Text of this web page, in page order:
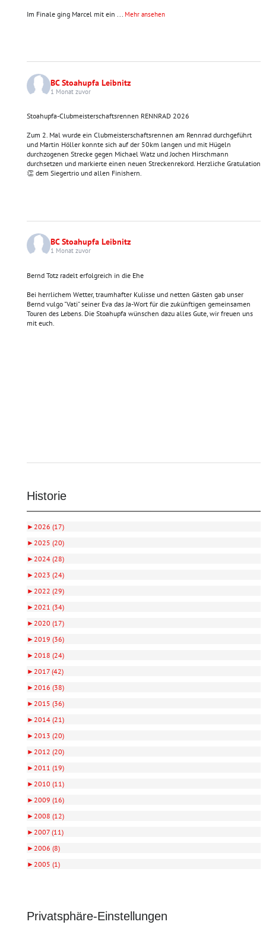
Im Finale ging Marcel mit ein Mehr ansehen
BC Stoahupfa Leibnitz
1 Monat zuvor
Stoahupfa-Clubmeisterschaftsrennen RENNRAD 2026
Zum 2. Mal wurde ein Clubmeisterschaftsrennen am Rennrad durchgeführt
und Martin Höller konnte sich auf der 50km langen und mit Hügeln
durchzogenen Strecke gegen Michael Watz und Jochen Hirschmann
durchsetzen und markierte einen neuen Streckenrekord. Herzliche Gratulation
👏 dem Siegertrio und allen Finishern.
BC Stoahupfa Leibnitz
1 Monat zuvor
Bernd Totz radelt erfolgreich in die Ehe
Bei herrlichem Wetter, traumhafter Kulisse und netten Gästen gab unser
Bernd vulgo "Vati" seiner Eva das Ja-Wort für die zukünftigen gemeinsamen
Touren des Lebens. Die Stoahupfa wünschen dazu alles Gute, wir freuen uns
mit euch.
Historie
► 2026 (17)
► 2025 (20)
► 2024 (28)
► 2023 (24)
► 2022 (29)
► 2021 (34)
► 2020 (17)
► 2019 (36)
► 2018 (24)
► 2017 (42)
► 2016 (38)
► 2015 (36)
► 2014 (21)
► 2013 (20)
► 2012 (20)
► 2011 (19)
► 2010 (11)
► 2009 (16)
► 2008 (12)
► 2007 (11)
► 2006 (8)
► 2005 (1)
Privatsphäre-Einstellungen